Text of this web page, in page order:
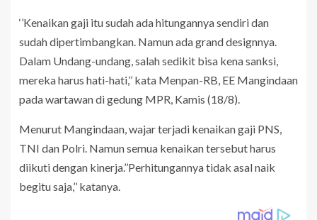
‘’Kenaikan gaji itu sudah ada hitungannya sendiri dan
sudah dipertimbangkan. Namun ada grand designnya.
Dalam Undang-undang, salah sedikit bisa kena sanksi,
mereka harus hati-hati,’’ kata Menpan-RB, EE Mangindaan
pada wartawan di gedung MPR, Kamis (18/8).
Menurut Mangindaan, wajar terjadi kenaikan gaji PNS,
TNI dan Polri. Namun semua kenaikan tersebut harus
diikuti dengan kinerja.’’Perhitungannya tidak asal naik
begitu saja,’’ katanya.